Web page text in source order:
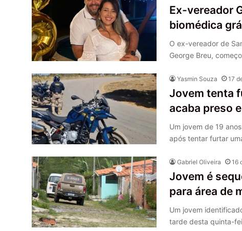
Ex-vereador
biomédica
O ex-vereador de
George Breu,
Yasmin Souza 17
Jovem tenta
acaba preso
Um jovem de 19
após tentar furtar
Gabriel Oliveira 16
Jovem é
para área de
Um jovem
tarde desta quinta-